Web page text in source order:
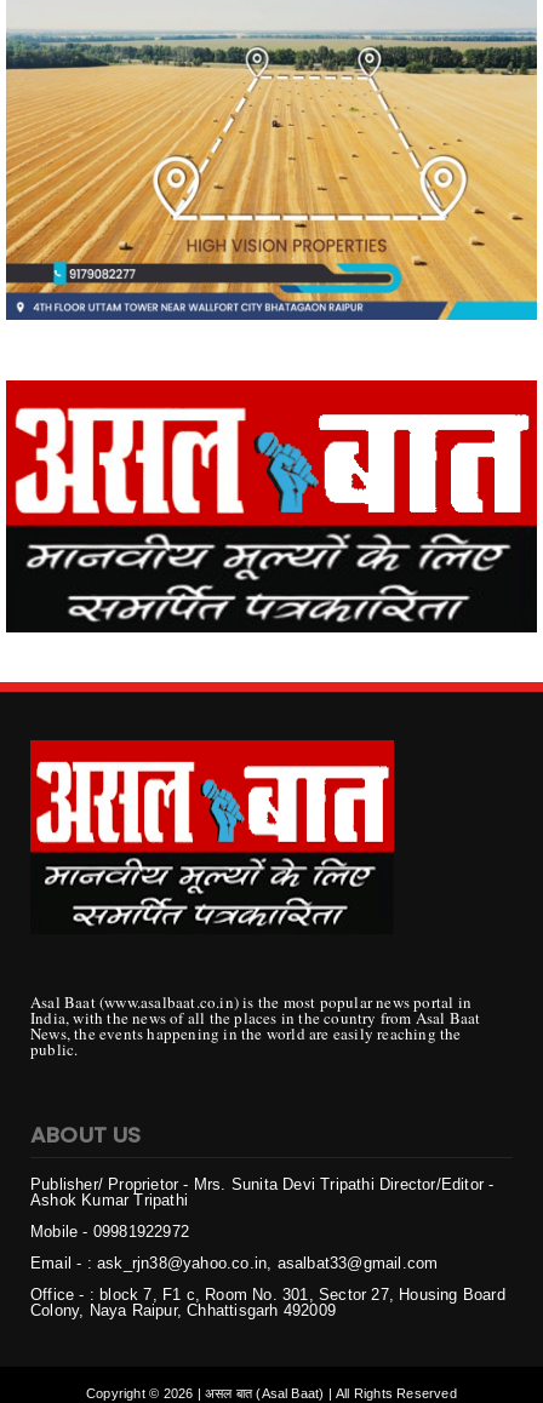
Asal Baat (www.asalbaat.co.in) is the most popular news portal in
ABOUT US
Ashok Kumar Tripathi
Email - : ask_rjn38@yahoo.co.in, asalbat33@gmail.com
Office - : block 7, F1 c, Room No. 301, Sector 27, Housing Board
Colony, Naya Raipur, Chhattisgarh 492009
Copyright ©
2026 | असल बात (Asal Baat) | All Rights Reserved